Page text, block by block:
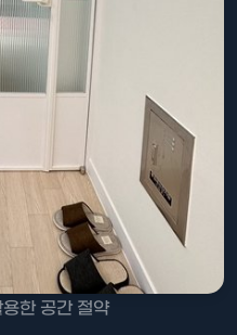
한 공간 절약